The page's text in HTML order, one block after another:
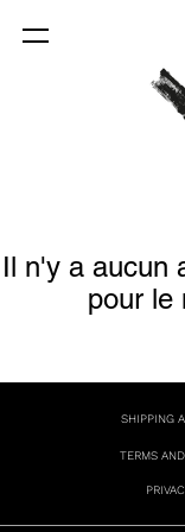
Il n'y a aucun
pour le
SHIPPING
TERMS